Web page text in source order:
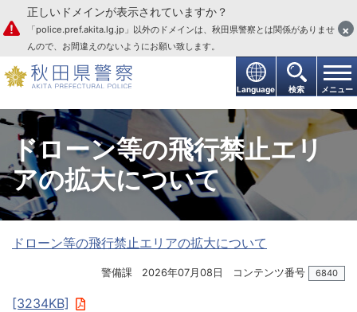
本文へ
Language 検索 メニュー
正しいドメインが表示されていますか？
「police.pref.akita.lg.jp」以外のドメインは、秋田県警察とは関係がありませ
んので、お間違えのないようにお願い致します。
×
ドローン等の飛行禁止エリ
アの拡大について
ドローン等の飛行禁止エリアの拡大について
警備課 2026年07月08日 コンテンツ番号 6840
[3234KB]